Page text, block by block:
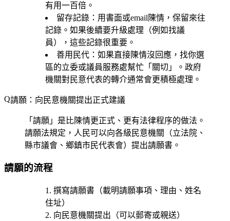
有用一百倍。
留存記錄 ：用書面或email陳情，保留來往
記錄。如果後續要升級處理（例如找議
員），這些記錄很重要。
善用民代 ：如果直接陳情沒回應，找你選
區的立委或議員服務處幫忙「關切」。政府
機關對民意代表的轉介通常會更積極處理。
請願：向民意機關提出正式建議
「請願」是比陳情更正式、更有法律程序的做法。
請願法規定，人民可以向各級民意機關（立法院、
縣市議會、鄉鎮市民代表會）提出請願書。
請願的流程
撰寫請願書（載明請願事項、理由、姓名
住址）
向民意機關提出（可以郵寄或親送）